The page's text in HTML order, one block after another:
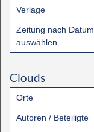
Verlage
Zeitung nach Datum
auswählen
Clouds
Orte
Autoren / Beteiligte